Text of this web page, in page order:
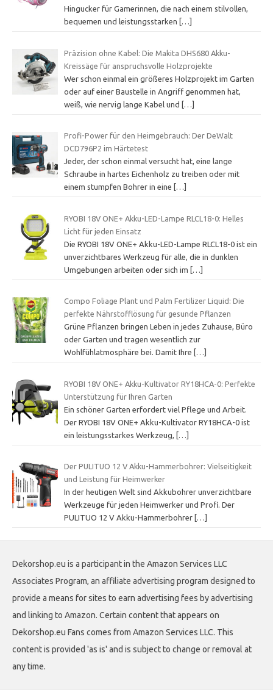
Hingucker für Gamerinnen, die nach einem stilvollen,
bequemen und leistungsstarken
[…]
Präzision ohne Kabel: Die Makita DHS680 Akku-
Kreissäge für anspruchsvolle Holzprojekte
Wer schon einmal ein größeres Holzprojekt im Garten
oder auf einer Baustelle in Angriff genommen hat,
weiß, wie nervig lange Kabel und […]
Profi-Power für den Heimgebrauch: Der DeWalt
DCD796P2 im Härtetest
Jeder, der schon einmal versucht hat, eine lange
Schraube in hartes Eichenholz zu treiben oder mit
einem stumpfen Bohrer in eine
[…]
RYOBI 18V ONE+ Akku-LED-Lampe RLCL18-0: Helles
Licht für jeden Einsatz
Die RYOBI 18V ONE+ Akku-LED-Lampe RLCL18-0 ist ein
unverzichtbares Werkzeug für alle, die in dunklen
Umgebungen arbeiten oder sich im […]
Compo Foliage Plant und Palm Fertilizer Liquid: Die
perfekte Nährstofflösung für gesunde Pflanzen
Grüne Pflanzen bringen Leben in jedes Zuhause, Büro
oder Garten und tragen wesentlich zur
Wohlfühlatmosphäre bei. Damit Ihre
[…]
RYOBI 18V ONE+ Akku-Kultivator RY18HCA-0: Perfekte
Unterstützung für Ihren Garten
Ein schöner Garten erfordert viel Pflege und Arbeit.
Der RYOBI 18V ONE+ Akku-Kultivator RY18HCA-0 ist
ein leistungsstarkes Werkzeug,
[…]
Der PULITUO 12 V Akku-Hammerbohrer: Vielseitigkeit
und Leistung für Heimwerker
In der heutigen Welt sind Akkubohrer unverzichtbare
Werkzeuge für jeden Heimwerker und Profi. Der
PULITUO 12 V Akku-Hammerbohrer […]
Dekorshop.eu is a participant in the Amazon Services LLC
Associates Program, an affiliate advertising program designed to
provide a means for sites to earn advertising fees by advertising
and linking to Amazon. Certain content that appears on
Dekorshop.eu Fans comes from Amazon Services LLC. This
content is provided 'as is' and is subject to change or removal at
any time.